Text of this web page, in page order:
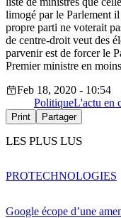
limogé par le Parlement
propre parti ne voterait
de centre-droit veut des
parvenir est de forcer le
Premier ministre en
Feb 18, 2020 - 10:54
PolitiqueL'actu en
Print Partager
LES PLUS LUS
Google écope d’une
PROTECHNOLOGIES